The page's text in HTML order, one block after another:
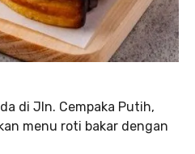
di Jln. Cempaka Putih,
menu roti bakar dengan